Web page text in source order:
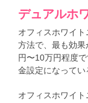
デュアルホ
オフィスホワイ
方法で、最も効
円〜10万円程度
金設定になってい
オフィスホワイ